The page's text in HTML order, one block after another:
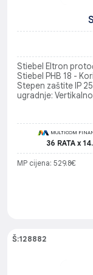
Stiebel Eltron
Stiebel PHB 18 -
Stepen zaštite IP
ugradnje:
MULTICOM
36 RATA x
MP cijena: 529.8€
Š:128882